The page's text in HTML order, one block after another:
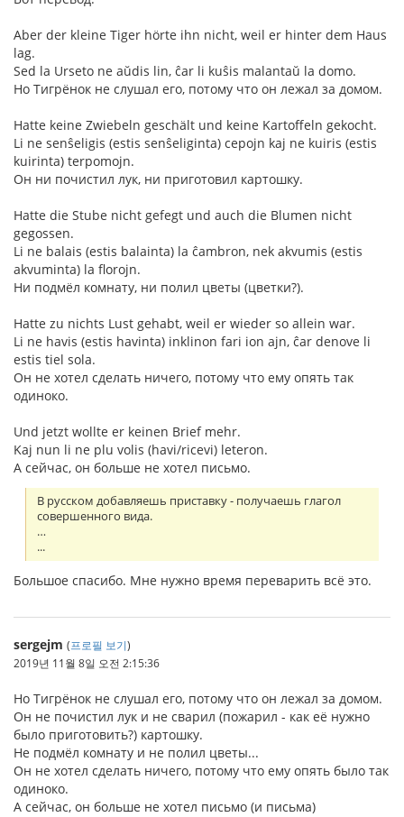
Aber der kleine Tiger hörte ihn nicht, weil er hinter dem Haus
lag.
Sed la Urseto ne aŭdis lin, ĉar li kuŝis malantaŭ la domo.
Но Тигрёнок не слушал его, потому что он лежал за домом.
Hatte keine Zwiebeln geschält und keine Kartoffeln gekocht.
Li ne senŝeligis (estis senŝeliginta) cepojn kaj ne kuiris (estis
kuirinta) terpomojn.
Он ни почистил лук, ни приготовил картошку.
Hatte die Stube nicht gefegt und auch die Blumen nicht
gegossen.
Li ne balais (estis balainta) la ĉambron, nek akvumis (estis
akvuminta) la florojn.
Ни подмёл комнату, ни полил цветы (цветки?).
Hatte zu nichts Lust gehabt, weil er wieder so allein war.
Li ne havis (estis havinta) inklinon fari ion ajn, ĉar denove li
estis tiel sola.
Он не хотел сделать ничего, потому что ему опять так
одиноко.
Und jetzt wollte er keinen Brief mehr.
Kaj nun li ne plu volis (havi/ricevi) leteron.
А сейчас, он больше не хотел письмо.
В русском добавляешь приставку - получаешь глагол
совершенного вида.
…
...
Большое спасибо. Мне нужно время переварить всё это.
sergejm (프로필 보기)
2019년 11월 8일 오전 2:15:36
Но Тигрёнок не слушал его, потому что он лежал за домом.
Он не почистил лук и не сварил (пожарил - как её нужно
было приготовить?) картошку.
Не подмёл комнату и не полил цветы...
Он не хотел сделать ничего, потому что ему опять было так
одиноко.
А сейчас, он больше не хотел письмо (и письма)